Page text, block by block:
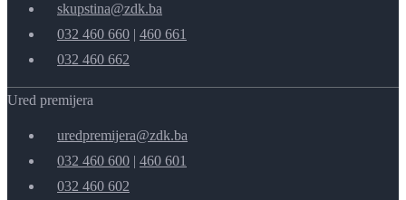
skupstina@zdk.ba
032 460 660 | 460 661
032 460 662
Ured premijera
uredpremijera@zdk.ba
032 460 600 | 460 601
032 460 602